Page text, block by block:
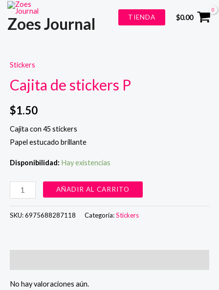
contenido
Zoes Journal TIENDA $0.00
Stickers
Cajita de stickers P
$1.50
Cajita con 45 stickers
Papel estucado brillante
Disponibilidad: Hay existencias
Cajita
de
stickers
AÑADIR AL CARRITO
SKU:6975688287118 Categoría:Stickers
No hay valoraciones aún.